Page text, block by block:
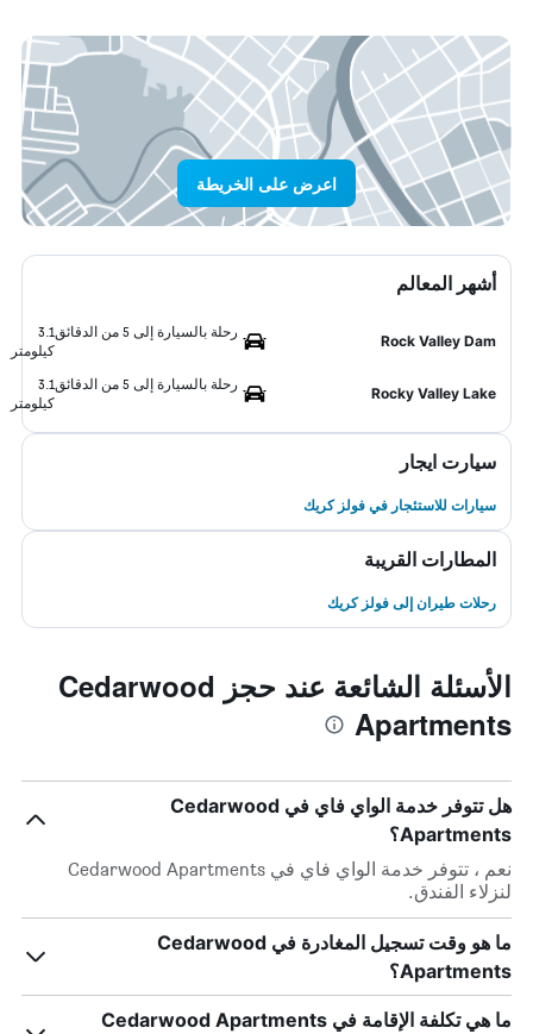
اعرض على الخريطة
أشهر المعالم
Rock Valley Dam
رحلة بالسيارة إلى 5 من الدقائق
3.1
كيلومتر
Rocky Valley Lake
رحلة بالسيارة إلى 5 من الدقائق
3.1
كيلومتر
سيارت ايجار
سيارات للاستئجار في فولز كريك
المطارات القريبة
رحلات طيران إلى فولز كريك
الأسئلة الشائعة عند حجز Cedarwood
Apartments
هل تتوفر خدمة الواي فاي في Cedarwood
Apartments؟
نعم ، تتوفر خدمة الواي فاي في Cedarwood Apartments
لنزلاء الفندق.
ما هو وقت تسجيل المغادرة في Cedarwood
Apartments؟
ما هي تكلفة الإقامة في Cedarwood Apartments